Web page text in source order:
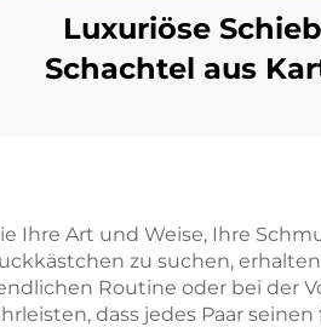
Luxuriöse
Schachtel aus
Bandgriff zur
Verpackung
Halsketten,
Ihre Art und Weise, Ihre
zu suchen,
Routine oder bei der
dass jedes Paar